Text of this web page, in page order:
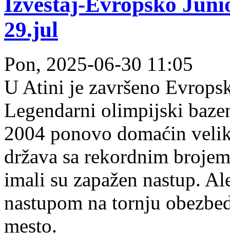
29.jul
Pon, 2025-06-30 11:05
U Atini je završeno
Legendarni olimpijski
2004 ponovo domaćin
država sa rekordnim
imali su zapažen nastup.
nastupom na tornju
mesto.